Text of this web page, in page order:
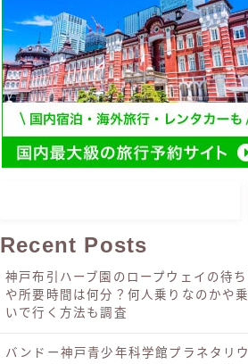
Recent Posts
神戸布引ハーブ園のロープウェイの待ち
や所要時間は何分？何人乗りなのかや
いで行く方法も調査
バンドー神戸青少年科学館プラネタリ